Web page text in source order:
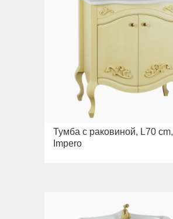
Тумба с раковиной, L70 cm,
Impero